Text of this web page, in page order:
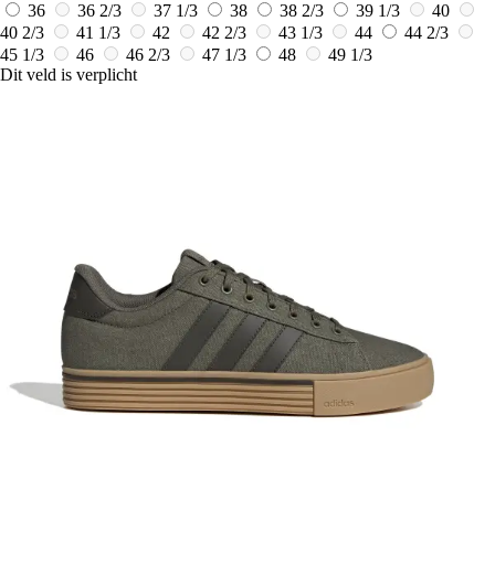
36
36 2/3 37 1/3 38 38 2/3 39 1/3
40
40 2/3
41 1/3 42 42 2/3 43 1/3 44
44 2/3
45 1/3
46 46 2/3 47 1/3 48
49 1/3
Dit veld is verplicht